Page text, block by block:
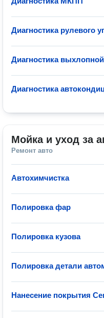
Диагностика рулевого
Диагностика
Диагностика
Мойка и уход за
Ремонт авто
Автохимчистка
Полировка фар
Полировка кузова
Полировка детали
Нанесение покрытия